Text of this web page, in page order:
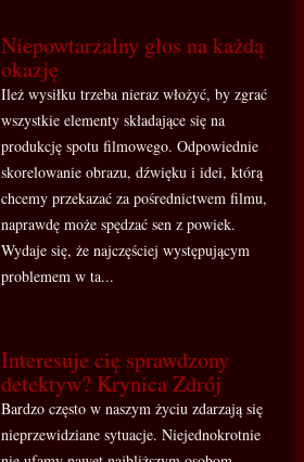
Niepowtarzalny głos na każdą
okazję
Ileż wysiłku trzeba nieraz włożyć, by zgrać
wszystkie elementy składające się na
produkcję spotu filmowego. Odpowiednie
skorelowanie obrazu, dźwięku i idei, którą
chcemy przekazać za pośrednictwem filmu,
naprawdę może spędzać sen z powiek.
Wydaje się, że najczęściej występującym
problemem w ta...
Interesuje cię sprawdzony
detektyw? Krynica Zdrój
Bardzo często w naszym życiu zdarzają się
nieprzewidziane sytuacje. Niejednokrotnie